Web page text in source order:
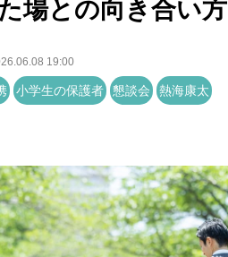
場との向き合い方
19:00
小学生の保護者 懇談会 熱海康太